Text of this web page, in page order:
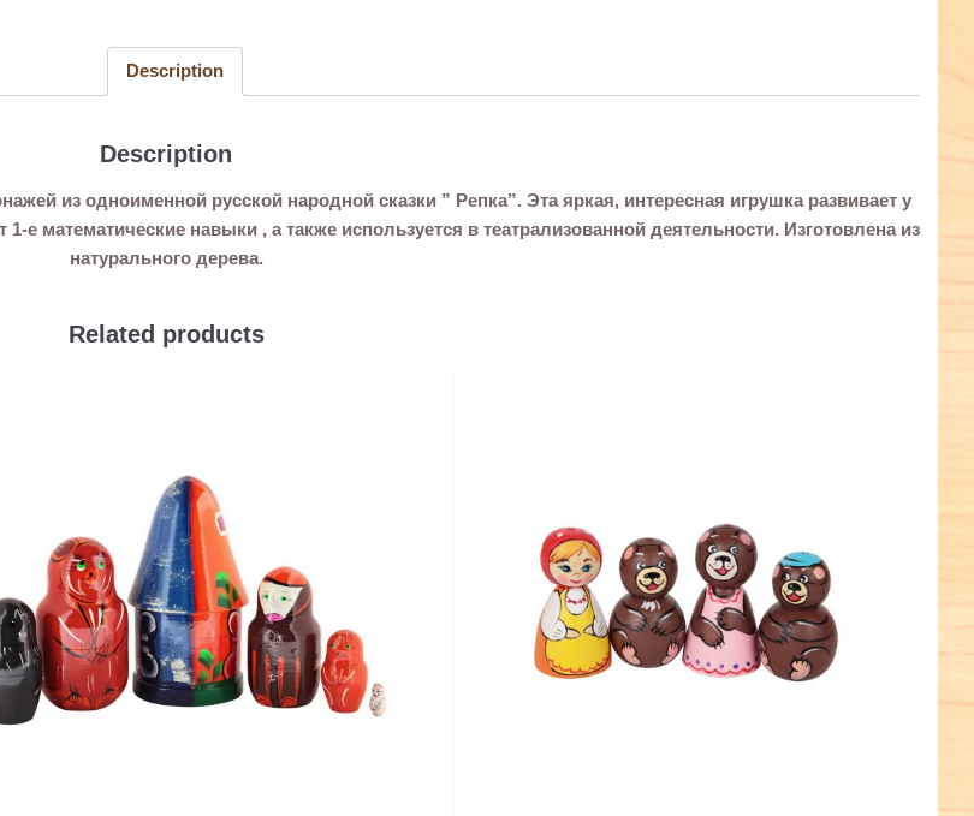
Description
Description
из одноименной русской народной сказки ” Репка”. Эта яркая, интересная игрушка развивает у
математические навыки , а также используется в театрализованной деятельности. Изготовлена из
натурального дерева.
Related products